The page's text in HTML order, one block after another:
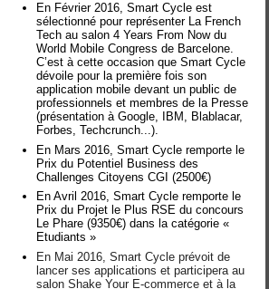
En Février 2016, Smart Cycle est
sélectionné pour représenter La French
Tech au salon 4 Years From Now du
World Mobile Congress de Barcelone.
C’est à cette occasion que Smart Cycle
dévoile pour la première fois son
application mobile devant un public de
professionnels et membres de la Presse
(présentation à Google, IBM, Blablacar,
Forbes, Techcrunch...).
En Mars 2016, Smart Cycle remporte le
Prix du Potentiel Business des
Challenges Citoyens CGI (2500€)
En Avril 2016, Smart Cycle remporte le
Prix du Projet le Plus RSE du concours
Le Phare (9350€) dans la catégorie «
Etudiants »
En Mai 2016, Smart Cycle prévoit de
lancer ses applications et participera au
salon Shake Your E-commerce et à la